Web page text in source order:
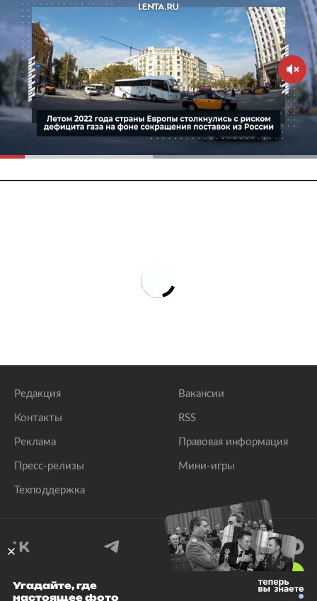
Редакция
Контакты
Реклама
Пресс-релизы
Техподдержка
Вакансии
RSS
Правовая информация
Мини-игры
© 1999–2026 Все права защищены.
Угадайте, где
настоящее фото